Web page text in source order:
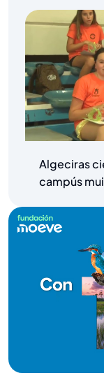
Algeciras
campús